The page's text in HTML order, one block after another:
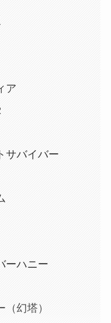
ア
サバイバー
ーハニー
幻塔）